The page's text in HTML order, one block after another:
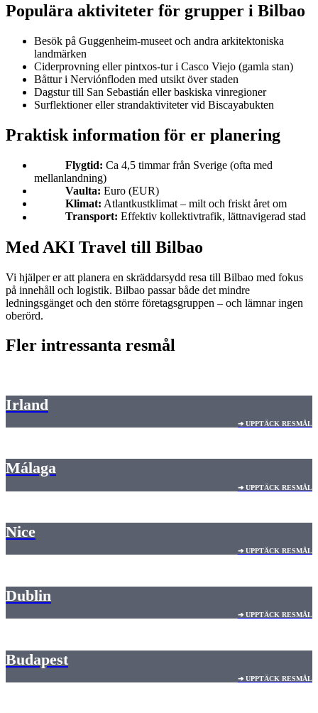
Populära aktiviteter för grupper i Bilbao
Besök på Guggenheim-museet och andra arkitektoniska
landmärken
Ciderprovning eller pintxos-tur i Casco Viejo (gamla stan)
Båttur i Nerviónfloden med utsikt över staden
Dagstur till San Sebastián eller baskiska vinregioner
Surflektioner eller strandaktiviteter vid Biscayabukten
Praktisk information för er planering
Flygtid: Ca 4,5 timmar från Sverige (ofta med
mellanlandning)
Vaulta: Euro (EUR)
Klimat: Atlantkustklimat – milt och friskt året om
Transport: Effektiv kollektivtrafik, lättnavigerad stad
Med AKI Travel till Bilbao
Vi hjälper er att planera en skräddarsydd resa till Bilbao med fokus
på innehåll och logistik. Bilbao passar både det mindre
ledningsgänget och den större företagsgruppen – och lämnar ingen
oberörd.
Fler intressanta resmål
Irland
➔ UPPTÄCK RESMÅL
Málaga
➔ UPPTÄCK RESMÅL
Nice
➔ UPPTÄCK RESMÅL
Dublin
➔ UPPTÄCK RESMÅL
Budapest
➔ UPPTÄCK RESMÅL